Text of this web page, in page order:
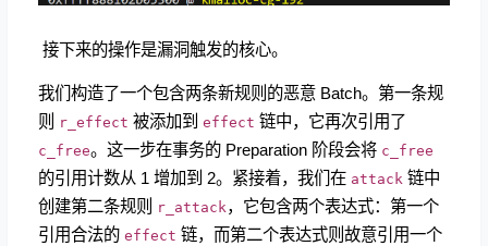
​ 接下来的操作是漏洞触发的核心。
我们构造了一个包含两条新规则的恶意 Batch。第一条规
则
r_effect 被添加到 effect 链中，它再次引用了
c_free。这一步在事务的 Preparation 阶段会将 c_free
的引用计数从 1 增加到 2。紧接着，我们在 attack 链中
创建第二条规则
r_attack，它包含两个表达式：第一个
引用合法的 effect 链，而第二个表达式则故意引用一个